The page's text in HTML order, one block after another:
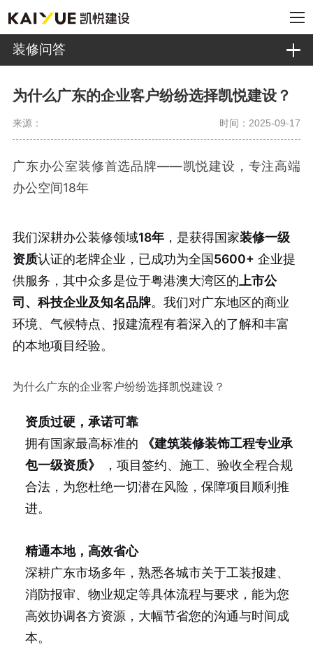
装修问答
为什么广东的企业客户纷纷选择凯悦建设？
来源： 时间：2025-09-17
广东办公室装修首选品牌——凯悦建设，专注高端
办公空间18年
我们深耕办公装修领域18年，是获得国家装修一级
资质认证的老牌企业，已成功为全国5600+ 企业提
供服务，其中众多是位于粤港澳大湾区的 上市公
司、科技企业及知名品牌。我们对广东地区的商业
环境、气候特点、报建流程有着深入的了解和丰富
的本地项目经验。
为什么广东的企业客户纷纷选择凯悦建设？
资质过硬，承诺可靠
拥有国家最高标准的
《建筑装修装饰工程专业承
包一级资质》
，项目签约、施工、验收全程合规
合法，为您杜绝一切潜在风险，保障项目顺利推
进。
精通本地，高效省心
深耕广东市场多年，熟悉各城市关于工装报建、
消防报审、物业规定等具体流程与要求，能为您
高效协调各方资源，大幅节省您的沟通与时间成
本。